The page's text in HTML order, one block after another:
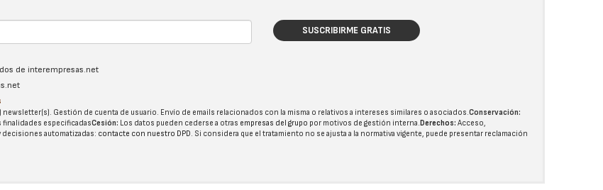
SUSCRIBIRME GRATIS
de interempresas.net
newsletter(s). Gestión de cuenta de usuario. Envío de emails relacionados con la misma o relativos a intereses similares o asociados.Conservación:
finalidades especificadasCesión: Los datos pueden cederse a otras empresas del grupo por motivos de gestión interna.Derechos: Acceso,
automatizadas: contacte con nuestro DPD. Si considera que el tratamiento no se ajusta a la normativa vigente, puede presentar reclamación